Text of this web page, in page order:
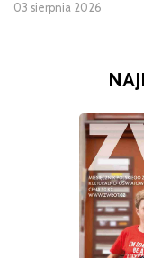
03 sierpnia 2026